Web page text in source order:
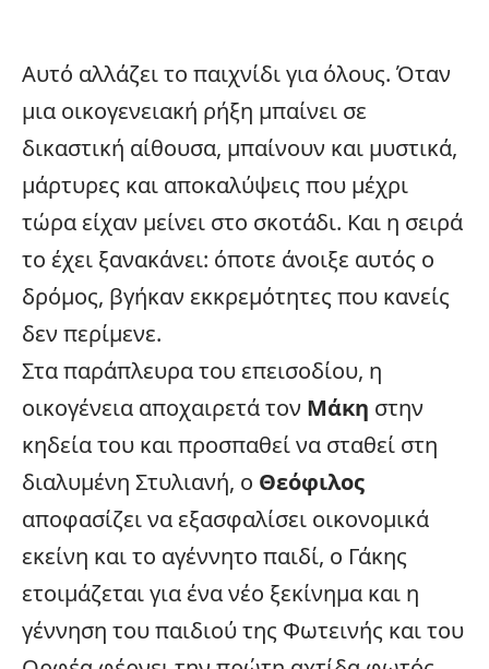
Αυτό αλλάζει το παιχνίδι για όλους. Όταν
μια οικογενειακή ρήξη μπαίνει σε
δικαστική αίθουσα, μπαίνουν και μυστικά,
μάρτυρες και αποκαλύψεις που μέχρι
τώρα είχαν μείνει στο σκοτάδι. Και η σειρά
το έχει ξανακάνει: όποτε άνοιξε αυτός ο
δρόμος, βγήκαν εκκρεμότητες που κανείς
δεν περίμενε.
Στα παράπλευρα του επεισοδίου, η
οικογένεια αποχαιρετά τον Μάκη στην
κηδεία του και προσπαθεί να σταθεί στη
διαλυμένη Στυλιανή, ο Θεόφιλος
αποφασίζει να εξασφαλίσει οικονομικά
εκείνη και το αγέννητο παιδί, ο Γάκης
ετοιμάζεται για ένα νέο ξεκίνημα και η
γέννηση του παιδιού της Φωτεινής και του